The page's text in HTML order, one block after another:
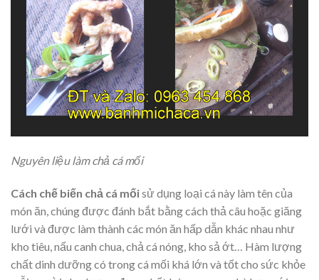
Nguyên liệu làm chả cá mối
Cách chế biến chả cá mốisử dụng loại cá này làm tên của
món ăn, chúng được đánh bắt bằng cách thả câu hoặc giăng
lưới và được làm thành các món ăn hấp dẫn khác nhau như
kho tiêu, nấu canh chua, chả cá nóng, kho sả ớt… Hàm lượng
chất dinh dưỡng có trong cá mối khá lớn và tốt cho sức khỏe